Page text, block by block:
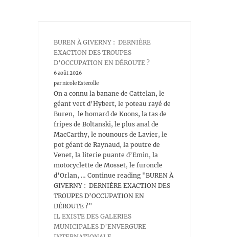
BUREN À GIVERNY : DERNIÈRE
EXACTION DES TROUPES
D’OCCUPATION EN DÉROUTE ?
6 août 2026
par nicole Esterolle
On a connu la banane de Cattelan, le
géant vert d’Hybert, le poteau rayé de
Buren, le homard de Koons, la tas de
fripes de Boltanski, le plus anal de
MacCarthy, le nounours de Lavier, le
pot géant de Raynaud, la poutre de
Venet, la literie puante d’Emin, la
motocyclette de Mosset, le furoncle
d’Orlan, … Continue reading "BUREN À
GIVERNY : DERNIÈRE EXACTION DES
TROUPES D’OCCUPATION EN
DÉROUTE ?"
IL EXISTE DES GALERIES
MUNICIPALES D’ENVERGURE